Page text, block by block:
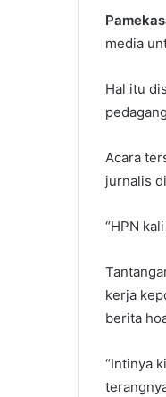
media
Hal itu
Acara
jurnalis
“HPN
kerja
berita
“Intinya